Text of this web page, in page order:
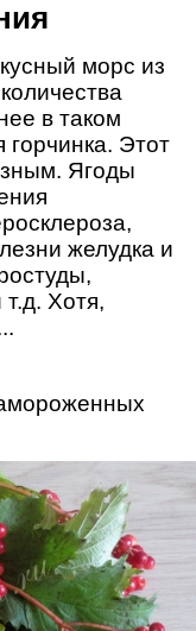
морс из
в таком
горчинка. Этот
Ягоды
желудка и
Хотя,